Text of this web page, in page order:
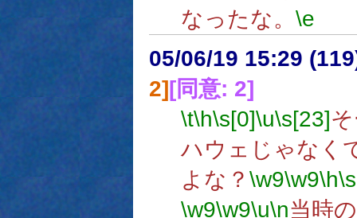
なったな。 \e
05/06/19 15:29
2][同意: 2]
\t\h\s[0]\u\s[23]
ハウェじゃなく
よな？ \w9\w9\h
\w9\w9\u\n当時